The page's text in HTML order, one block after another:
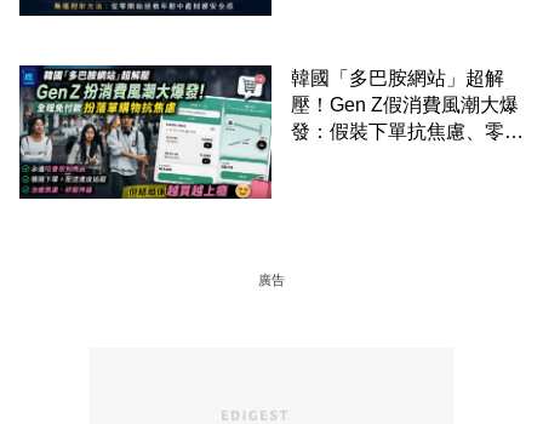
韓國「多巴胺網站」超解
壓！Gen Z假消費風潮大爆
發：假裝下單抗焦慮、零成
廣告